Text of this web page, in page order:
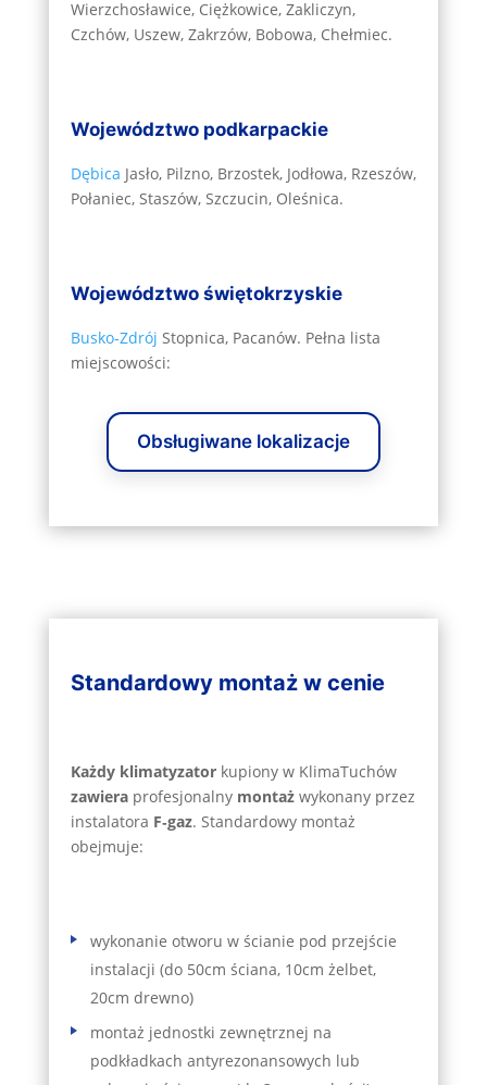
Wierzchosławice, Ciężkowice, Zakliczyn,
Czchów, Uszew, Zakrzów, Bobowa, Chełmiec.
Województwo podkarpackie
Dębica Jasło, Pilzno, Brzostek, Jodłowa, Rzeszów,
Połaniec, Staszów, Szczucin, Oleśnica.
Województwo świętokrzyskie
Busko‑Zdrój Stopnica, Pacanów. Pełna lista
miejscowości:
Obsługiwane lokalizacje
Standardowy montaż w cenie
Każdy klimatyzatorkupiony w KlimaTuchów
zawieraprofesjonalny montażwykonany przez
instalatora F‑gaz. Standardowy montaż
obejmuje:
wykonanie otworu w ścianie pod przejście
instalacji (do 50cm ściana, 10cm żelbet,
20cm drewno)
montaż jednostki zewnętrznej na
podkładkach antyrezonansowych lub